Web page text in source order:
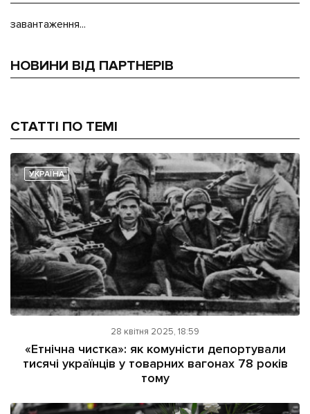
завантаження...
НОВИНИ ВІД ПАРТНЕРІВ
СТАТТІ ПО ТЕМІ
УКРАЇНА
28 квітня 2025, 18:59
«Етнічна чистка»: як комуністи депортували
тисячі українців у товарних вагонах 78 років
тому